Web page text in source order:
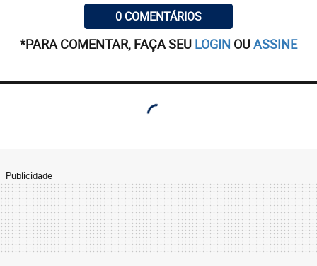
0 COMENTÁRIOS
*PARA COMENTAR, FAÇA SEU LOGIN OUASSINE
Publicidade